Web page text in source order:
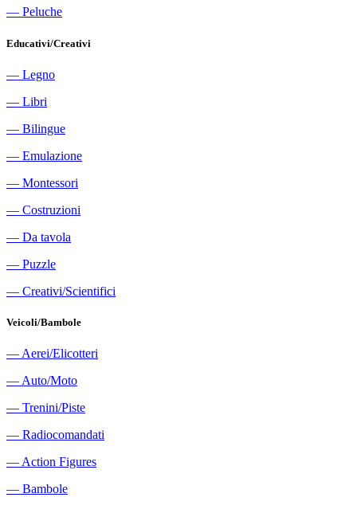
― Peluche
Educativi/Creativi
― Legno
― Libri
― Bilingue
― Emulazione
― Montessori
― Costruzioni
― Da tavola
― Puzzle
― Creativi/Scientifici
Veicoli/Bambole
― Aerei/Elicotteri
― Auto/Moto
― Trenini/Piste
― Radiocomandati
― Action Figures
― Bambole